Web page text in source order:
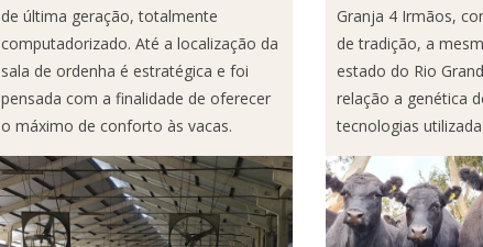
de última geração, totalmente
computadorizado. Até a localização da
sala de ordenha é estratégica e foi
pensada com a finalidade de oferecer
o máximo de conforto às vacas.
Granja 4 Irmãos,
de tradição, a
estado do Rio
relação a genética
tecnologias